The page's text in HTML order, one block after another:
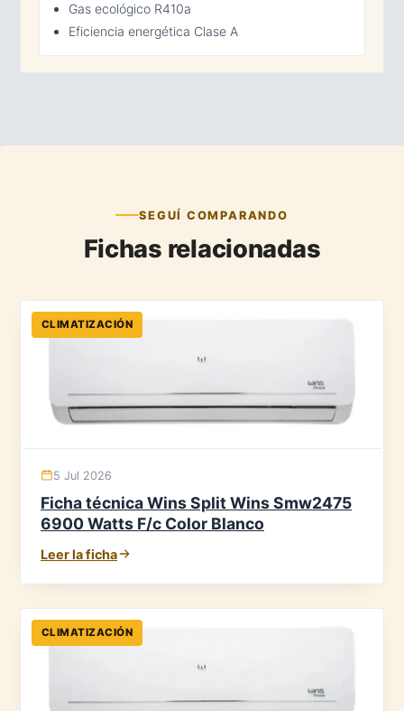
Gas ecológico R410a
Eficiencia energética Clase A
SEGUÍ COMPARANDO
Fichas relacionadas
CLIMATIZACIÓN
5 Jul 2026
Ficha técnica Wins Split Wins Smw2475
6900 Watts F/c Color Blanco
Leer la ficha
CLIMATIZACIÓN